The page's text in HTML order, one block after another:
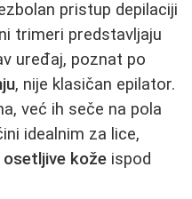
pristup depilaciji
trimeri predstavljaju
uređaj, poznat po
, nije klasičan epilator.
već ih seče na pola
idealnim za lice,
osetljive kože ispod